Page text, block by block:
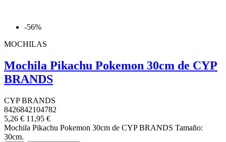
-56%
MOCHILAS
Mochila Pikachu Pokemon 30cm de CYP
BRANDS
CYP BRANDS
8426842104782
5,26 € 11,95 €
Mochila Pikachu Pokemon 30cm de CYP BRANDS Tamaño:
30cm.